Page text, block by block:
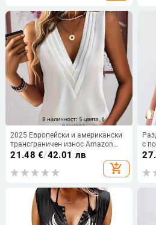
2025 Европейски и американски
трансграничен износ Amazon
Tiktok Доставка Чист цветен
многослоен V-образен деколте
голям размер дамски жилет
21.48 €/42.01 лв
add_shopping_cart
с